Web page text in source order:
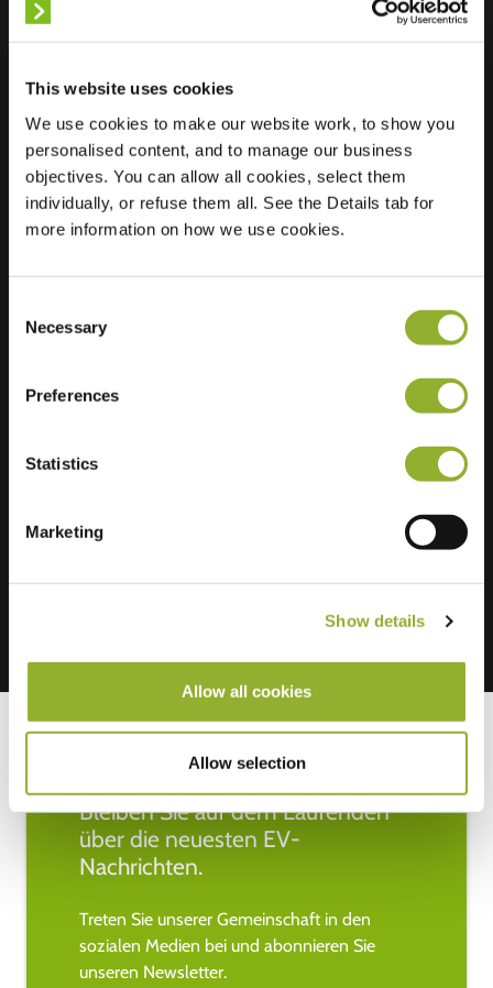
This website uses cookies
We use cookies to make our website work, to show you
personalised content, and to manage our business
objectives. You can allow all cookies, select them
individually, or refuse them all. See the Details tab for
more information on how we use cookies.
Selection
Necessary
Preferences
Statistics
Marketing
Show details
Allow all cookies
Allow selection
Standort
Vogelmuur 3
6665 HC Driel
Niederlande
Bleiben Sie auf dem Laufenden
über die neuesten EV-
Nachrichten.
Treten Sie unserer Gemeinschaft in den
sozialen Medien bei und abonnieren Sie
unseren Newsletter.